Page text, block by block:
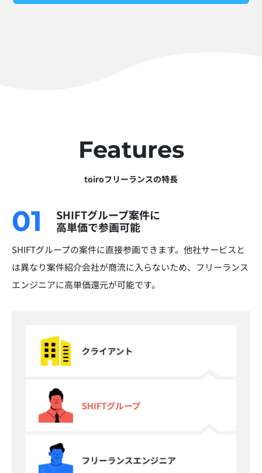
Features
toiroフリーランスの特長
01
SHIFTグループ案件に
高単価で参画可能
SHIFTグループの案件に直接参画できます。他社サービスと
は異なり案件紹介会社が商流に入らないため、フリーランス
エンジニアに高単価還元が可能です。​​